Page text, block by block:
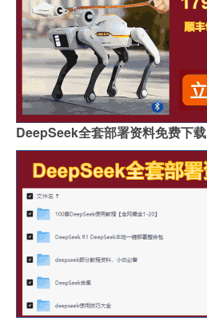
DeepSeek全套部署资料免费下载